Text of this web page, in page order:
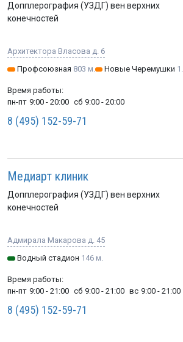
Допплерография (УЗДГ) вен верхних
конечностей
Архитектора Власова д. 6
Профсоюзная 803 м. Новые Черемушки
Время работы:
пн-пт 9:00 - 20:00 сб 9:00 - 20:00
8 (495) 152-59-71
Медиарт клиник
Допплерография (УЗДГ) вен верхних
конечностей
Адмирала Макарова д. 45
Водный стадион 146 м.
Время работы:
пн-пт 9:00 - 21:00 сб 9:00 - 21:00 вс 9:00 - 21:00
8 (495) 152-59-71